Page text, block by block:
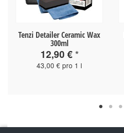
Tenzi Detailer Ceramic Wax
300ml
12,90 €*
43,00 € pro 1 l